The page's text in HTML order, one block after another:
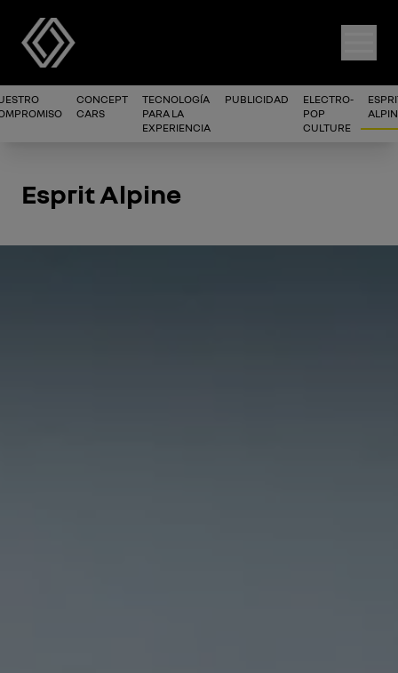
CONCEPT
CARS
TECNOLOGÍA
PARA LA
EXPERIENCIA
PUBLICIDAD
ELECTRO-
POP
CULTURE
Esprit Alpine